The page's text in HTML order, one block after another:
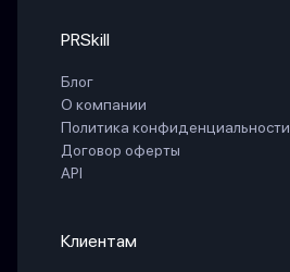
PRSkill
Блог
О компании
Политика конфиденциальности
Договор оферты
API
Клиентам